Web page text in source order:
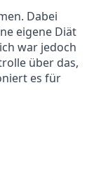
Dabei
eigene Diät
war jedoch
über das,
es für